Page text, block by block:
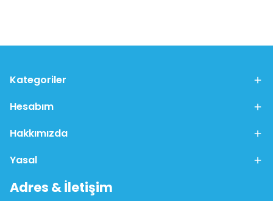
Kategoriler
Hesabım
Hakkımızda
Yasal
Adres & İletişim